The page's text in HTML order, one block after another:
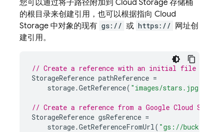
您可以通过将子路径附加到 Cloud Storage 存储桶
的根目录来创建引用，也可以根据指向 Cloud
Storage 中对象的现有 gs:// 或 https://
网址创
建引用。
// Create a reference with an initial file path
StorageReference pathReference =
storage.GetReference( "images/stars.jpg"
// Create a reference from a Google Cloud
StorageReference gsReference =
storage.GetReferenceFromUrl( "gs://bucket/